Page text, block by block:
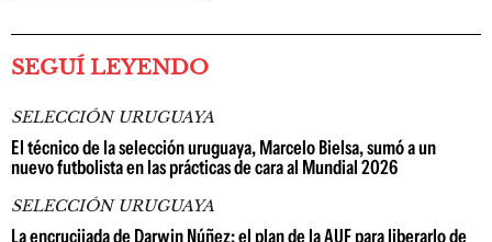
SEGUÍ LEYENDO
SELECCIÓN URUGUAYA
El técnico de la selección uruguaya, Marcelo Bielsa, sumó a un
nuevo futbolista en las prácticas de cara al Mundial 2026
SELECCIÓN URUGUAYA
La encrucijada de Darwin Núñez: el plan de la AUF para liberarlo de